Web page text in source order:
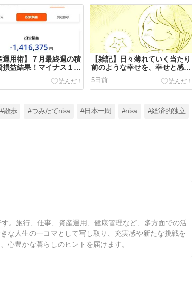
運用術】７月最終週の積
損益結果！マイナス１０
上の結果で７月を終えま
【雑記】日々薄れていく当たり
前のような幸せを、幸せと感じ
られるように過ごしていきた
い！
5日前
#散歩 #つみたてnisa #日本一周 #nisa #経済的独立
。旅行、仕事、資産運用、健康管理など、多方面での活
な人生の一コマとして写し取り、充実感や新たな挑戦を
心豊かな暮らしのヒントを届けます。